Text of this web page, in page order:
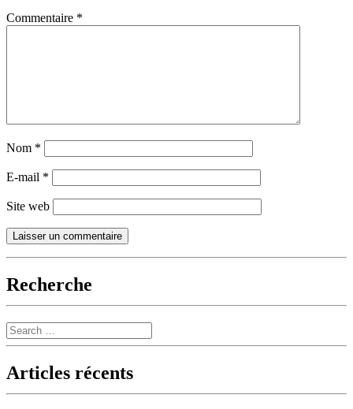
Commentaire *
Nom *
E-mail *
Site web
Recherche
Search
Articles récents